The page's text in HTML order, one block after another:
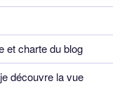
et charte du blog
découvre la vue